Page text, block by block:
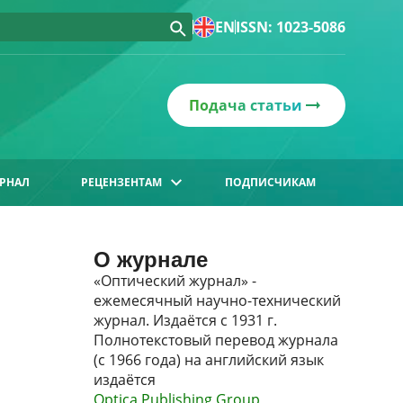
ENISSN: 1023-5086
Подача статьи
РЕЦЕНЗЕНТАМ ПОДПИСЧИКАМ
О журнале
«Оптический журнал» -
ежемесячный научно-технический
журнал. Издаётся с 1931 г.
Полнотекстовый перевод журнала
(с 1966 года) на английский язык
издаётся